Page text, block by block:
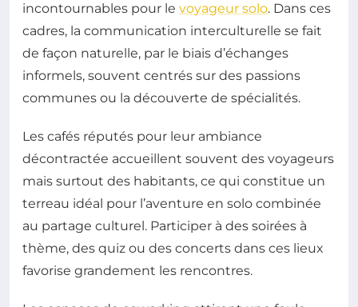
incontournables pour le voyageur solo. Dans ces
cadres, la communication interculturelle se fait
de façon naturelle, par le biais d’échanges
informels, souvent centrés sur des passions
communes ou la découverte de spécialités.
Les cafés réputés pour leur ambiance
décontractée accueillent souvent des voyageurs
mais surtout des habitants, ce qui constitue un
terreau idéal pour l’aventure en solo combinée
au partage culturel. Participer à des soirées à
thème, des quiz ou des concerts dans ces lieux
favorise grandement les rencontres.